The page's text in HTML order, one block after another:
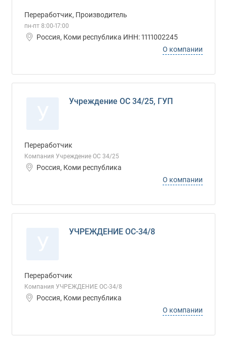
Переработчик, Производитель
пн-пт 8:00-17:00
Россия, Коми республика ИНН: 1111002245
О компании
Учреждение ОС 34/25, ГУП
Переработчик
Компания Учреждение ОС 34/25
Россия, Коми республика
О компании
УЧРЕЖДЕНИЕ ОС-34/8
Переработчик
Компания УЧРЕЖДЕНИЕ ОС-34/8
Россия, Коми республика
О компании